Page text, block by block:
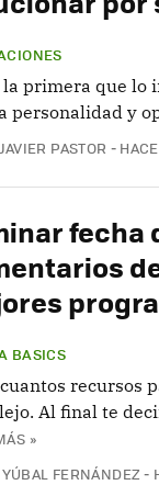
la primera que lo
personalidad y
JAVIER PASTOR
fecha
BASICS
recursos
Al final te
»
YÚBAL FERNÁNDEZ